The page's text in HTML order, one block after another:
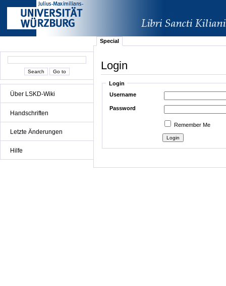
Über LSKD-Wiki
Handschriften
Letzte Änderungen
Hilfe
Special
Login
Login
Username
Password
Remember Me